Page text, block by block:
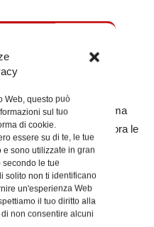
Web, questo può
sul tuo
di cookie.
essere su di te, le tue
sono utilizzate in gran
secondo le tue
solito non ti identificano
un'esperienza Web
il tuo diritto alla
non consentire alcuni
riunirsi tutti
psicologici si stanno
in età evolutiva.
quelli sanitari sta
e necessaria, ma
trovare, insieme, allora le
ragazzo e la sua